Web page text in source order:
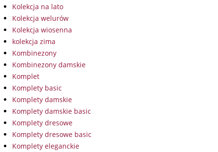
Kolekcja na lato
Kolekcja welurów
Kolekcja wiosenna
kolekcja zima
Kombinezony
Kombinezony damskie
Komplet
Komplety basic
Komplety damskie
Komplety damskie basic
Komplety dresowe
Komplety dresowe basic
Komplety eleganckie